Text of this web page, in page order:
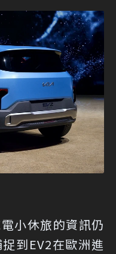
小休旅的資訊仍
到EV2在歐洲進